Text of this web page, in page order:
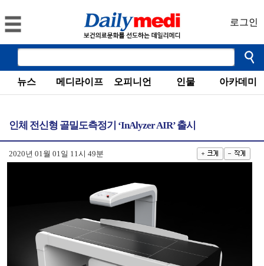
로그인
뉴스 메디라이프 오피니언 인물 아카데미
인체 전신형 골밀도측정기 ‘InAlyzer AIR’ 출시
2020년 01월 01일 11시 49분